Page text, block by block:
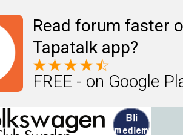
Read forum faster
Tapatalk app?
FREE - on Google